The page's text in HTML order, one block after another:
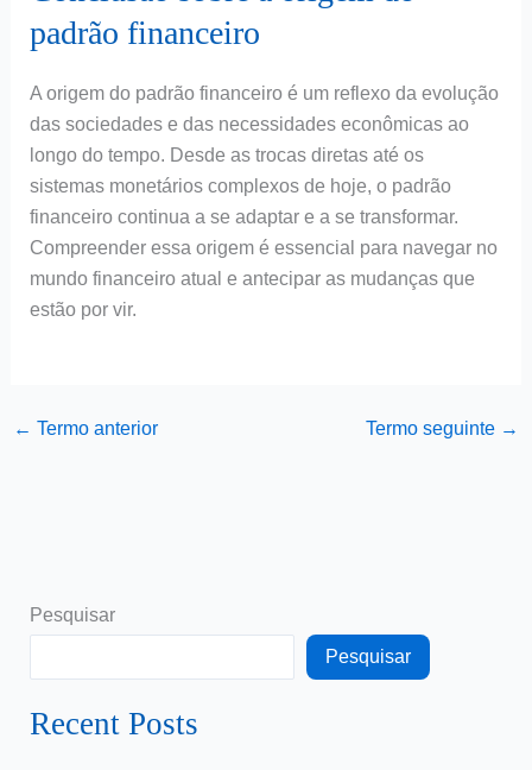
padrão financeiro
A origem do padrão financeiro é um reflexo da evolução
das sociedades e das necessidades econômicas ao
longo do tempo. Desde as trocas diretas até os
sistemas monetários complexos de hoje, o padrão
financeiro continua a se adaptar e a se transformar.
Compreender essa origem é essencial para navegar no
mundo financeiro atual e antecipar as mudanças que
estão por vir.
← Termo anterior Termo seguinte →
Pesquisar
Pesquisar
Recent Posts